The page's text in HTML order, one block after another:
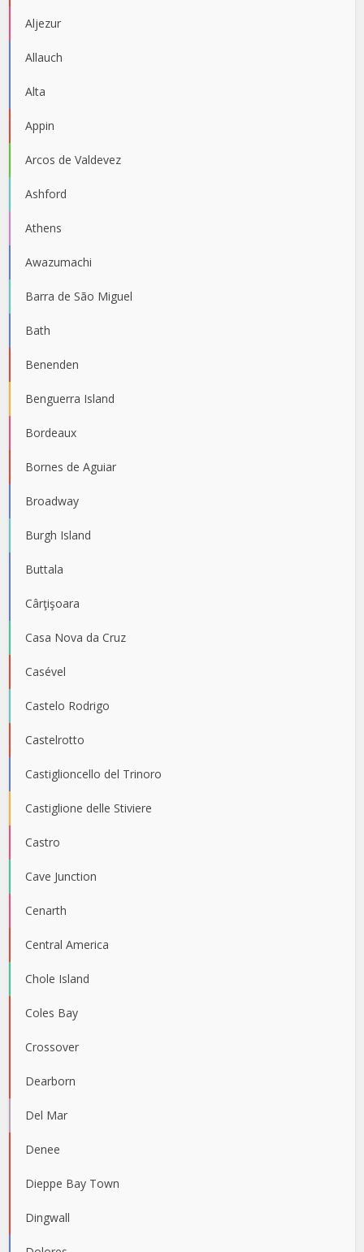
Aljezur
Allauch
Alta
Appin
Arcos de Valdevez
Ashford
Athens
Awazumachi
Barra de São Miguel
Bath
Benenden
Benguerra Island
Bordeaux
Bornes de Aguiar
Broadway
Burgh Island
Buttala
Cârţişoara
Casa Nova da Cruz
Casével
Castelo Rodrigo
Castelrotto
Castiglioncello del Trinoro
Castiglione delle Stiviere
Castro
Cave Junction
Cenarth
Central America
Chole Island
Coles Bay
Crossover
Dearborn
Del Mar
Denee
Dieppe Bay Town
Dingwall